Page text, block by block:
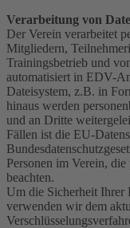
Verarbeitung von
Der Verein verarbeitet
Mitgliedern,
Trainingsbetrieb und
automatisiert in EDV-
Dateisystem, z.B. in
hinaus werden
und an Dritte
Fällen ist die EU-
Personen im Verein,
beachten.
Um die Sicherheit Ihrer
verwenden wir dem